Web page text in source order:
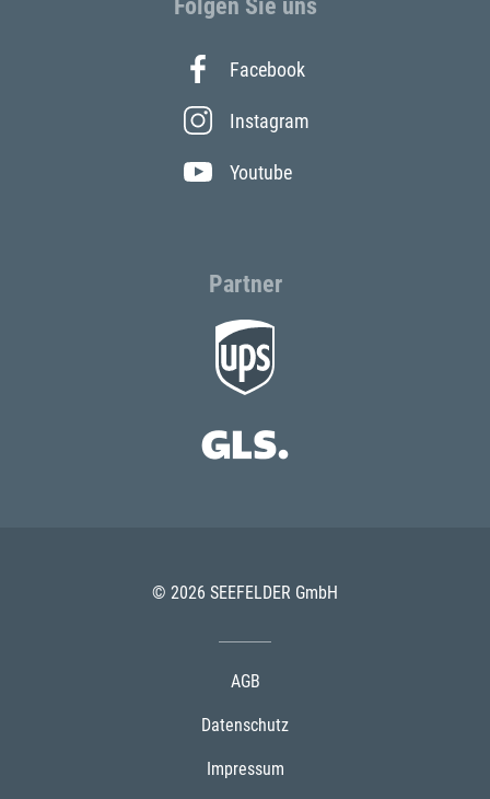
Folgen Sie uns
Facebook
Instagram
Youtube
Partner
© 2026 SEEFELDER GmbH
AGB
Datenschutz
Impressum